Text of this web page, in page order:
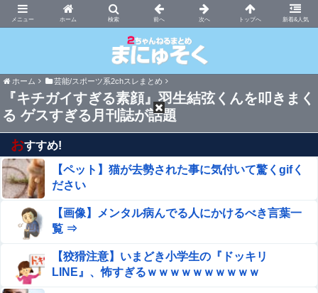
ホーム 新着&人気
まにゅそく 2chまとめニュース速報VIP
ホーム 芸能/スポーツ系2chスレまとめ
『キチガイすぎる素顔』羽生結弦くんを叩きまく
る ゲスすぎる月刊誌が話題
おすすめ!
【ペット】猫が去勢された事に気付いて驚くgifく
ださい
【画像】メンタル病んでる人にかけるべき言葉一
覧 ⇒
【狡猾注意】いまどき小学生の『ドッキリ
LINE』、怖すぎるｗｗｗｗｗｗｗｗｗｗ